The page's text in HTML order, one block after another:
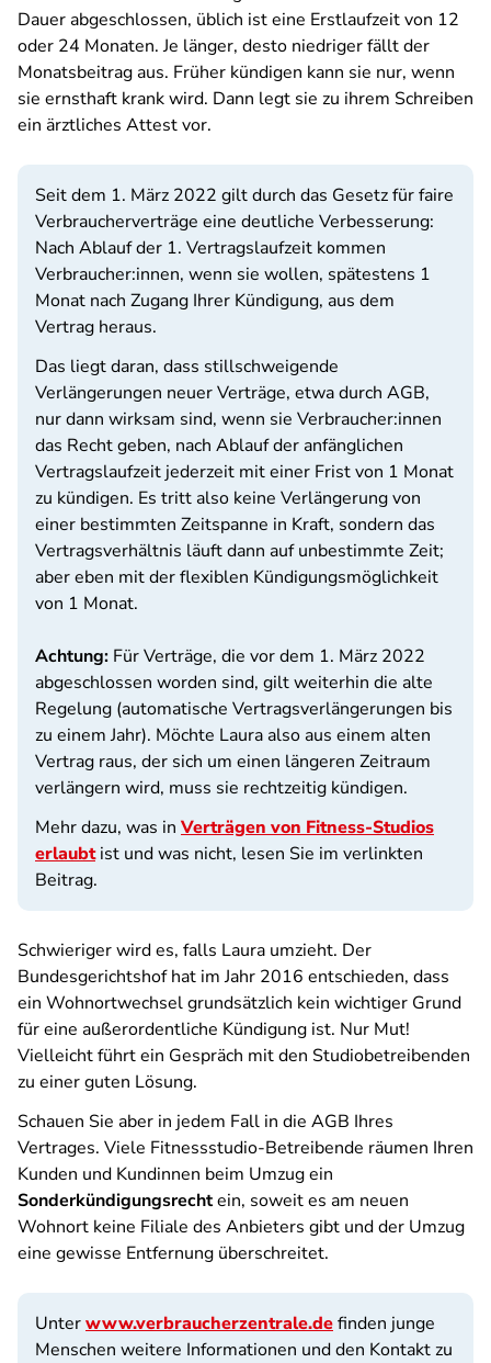
Dauer abgeschlossen, üblich ist eine Erstlaufzeit von 12
oder 24 Monaten. Je länger, desto niedriger fällt der
Monatsbeitrag aus. Früher kündigen kann sie nur, wenn
sie ernsthaft krank wird. Dann legt sie zu ihrem Schreiben
ein ärztliches Attest vor.
Seit dem 1. März 2022 gilt durch das Gesetz für faire
Verbraucherverträge eine deutliche Verbesserung:
Nach Ablauf der 1. Vertragslaufzeit kommen
Verbraucher:innen, wenn sie wollen, spätestens 1
Monat nach Zugang Ihrer Kündigung, aus dem
Vertrag heraus.
Das liegt daran, dass stillschweigende
Verlängerungen neuer Verträge, etwa durch AGB,
nur dann wirksam sind, wenn sie Verbraucher:innen
das Recht geben, nach Ablauf der anfänglichen
Vertragslaufzeit jederzeit mit einer Frist von 1 Monat
zu kündigen. Es tritt also keine Verlängerung von
einer bestimmten Zeitspanne in Kraft, sondern das
Vertragsverhältnis läuft dann auf unbestimmte Zeit;
aber eben mit der flexiblen Kündigungsmöglichkeit
von 1 Monat.
Achtung: Für Verträge, die vor dem 1. März 2022
abgeschlossen worden sind, gilt weiterhin die alte
Regelung (automatische Vertragsverlängerungen bis
zu einem Jahr). Möchte Laura also aus einem alten
Vertrag raus, der sich um einen längeren Zeitraum
verlängern wird, muss sie rechtzeitig kündigen.
Mehr dazu, was in Verträgen von Fitness-Studios
erlaubtist und was nicht, lesen Sie im verlinkten
Beitrag.
Schwieriger wird es, falls Laura umzieht. Der
Bundesgerichtshof hat im Jahr 2016 entschieden, dass
ein Wohnortwechsel grundsätzlich kein wichtiger Grund
für eine außerordentliche Kündigung ist. Nur Mut!
Vielleicht führt ein Gespräch mit den Studiobetreibenden
zu einer guten Lösung.
Schauen Sie aber in jedem Fall in die AGB Ihres
Vertrages. Viele Fitnessstudio-Betreibende räumen Ihren
Kunden und Kundinnen beim Umzug ein
Sonderkündigungsrechtein, soweit es am neuen
Wohnort keine Filiale des Anbieters gibt und der Umzug
eine gewisse Entfernung überschreitet.
Unterwww.verbraucherzentrale.definden junge
Menschen weitere Informationen und den Kontakt zu